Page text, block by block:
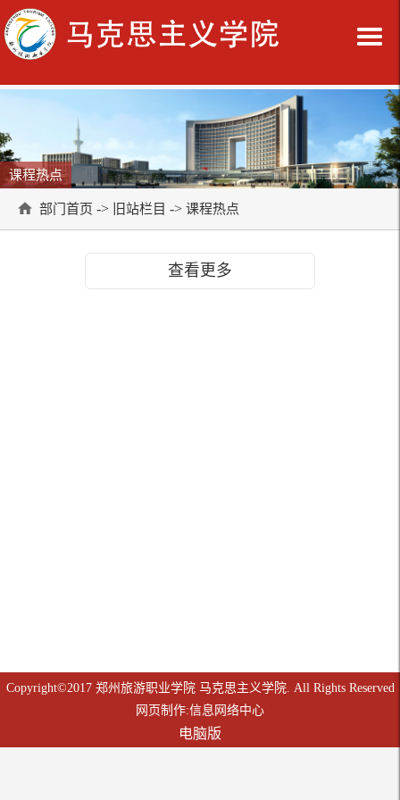
课程热点
部门首页 -> 旧站栏目 -> 课程热点
查看更多
Copyright©2017 郑州旅游职业学院 马克思主义学院. All Rights Reserved
网页制作:信息网络中心
电脑版